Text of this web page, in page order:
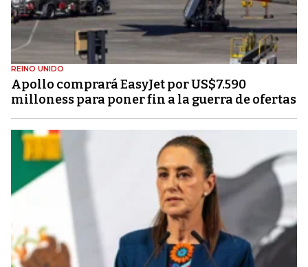
REINO UNIDO
Apollo comprará EasyJet por US$7.590
milloness para poner fin a la guerra de ofertas